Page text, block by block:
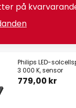
på
Philips LED-
3 000 K, sensor
779,00 kr